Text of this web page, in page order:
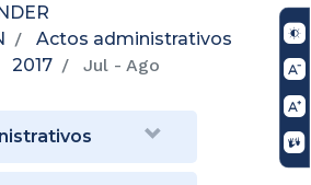
Actos administrativos
2017 Jul - Ago